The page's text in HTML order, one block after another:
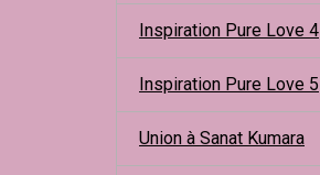
Inspiration Pure Love 4
Inspiration Pure Love 5
Union à Sanat Kumara